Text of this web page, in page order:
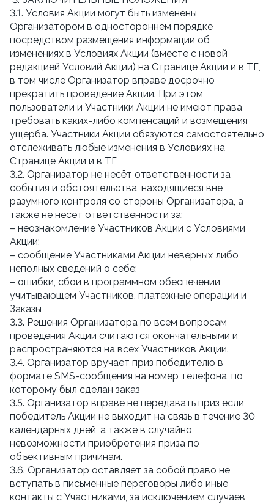
3.1. Условия Акции могут быть изменены
Организатором в одностороннем порядке
посредством размещения информации об
изменениях в Условиях Акции (вместе с новой
редакцией Условий Акции) на Странице Акции и в ТГ,
в том числе Организатор вправе досрочно
прекратить проведение Акции. При этом
пользователи и Участники Акции не имеют права
требовать каких-либо компенсаций и возмещения
ущерба. Участники Акции обязуются самостоятельно
отслеживать любые изменения в Условиях на
Странице Акции и в ТГ
3.2. Организатор не несёт ответственности за
события и обстоятельства, находящиеся вне
разумного контроля со стороны Организатора, а
также не несет ответственности за:
– неознакомление Участников Акции с Условиями
Акции;
– сообщение Участниками Акции неверных либо
неполных сведений о себе;
– ошибки, сбои в программном обеспечении,
учитывающем Участников, платежные операции и
Заказы
3.3. Решения Организатора по всем вопросам
проведения Акции считаются окончательными и
распространяются на всех Участников Акции.
3.4. Организатор вручает приз победителю в
формате SMS-сообщения на номер телефона, по
которому был сделан заказ
3.5. Организатор вправе не передавать приз если
победитель Акции не выходит на связь в течение 30
календарных дней, а также в случайно
невозможности приобретения приза по
объективным причинам.
3.6. Организатор оставляет за собой право не
вступать в письменные переговоры либо иные
контакты с Участниками, за исключением случаев,